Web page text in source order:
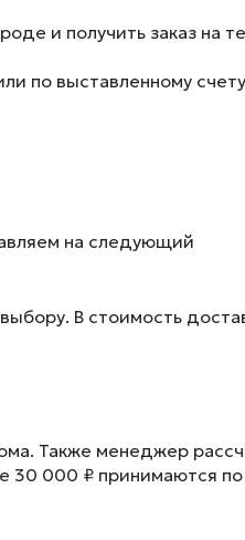
и получить заказ на
по выставленному
на следующий
В стоимость
Также менеджер
30 000 ₽ принимаются